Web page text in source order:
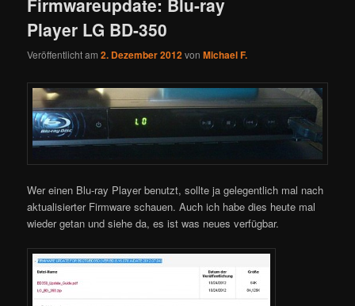
Firmwareupdate: Blu-ray
Player LG BD-350
Veröffentlicht am2. Dezember 2012 vonMichael F.
Wer einen Blu-ray Player benutzt, sollte ja gelegentlich mal nach
aktualisierter Firmware schauen. Auch ich habe dies heute mal
wieder getan und siehe da, es ist was neues verfügbar.